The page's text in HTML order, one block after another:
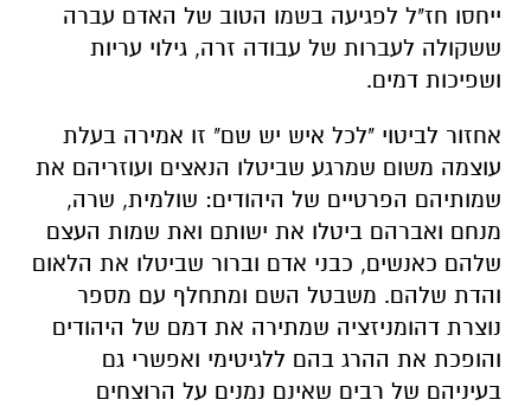
ייחסו חז"ל לפגיעה בשמו הטוב של האדם עברה
ששקולה לעברות של עבודה זרה, גילוי עריות
ושפיכות דמים.
אחזור לביטוי "לכל איש יש שם" זו אמירה בעלת
עוצמה משום שמרגע שביטלו הנאצים ועוזריהם את
שמותיהם הפרטיים של היהודים: שולמית, שרה,
מנחם ואברהם ביטלו את ישותם ואת שמות העצם
שלהם כאנשים, כבני אדם וברור שביטלו את הלאום
והדת שלהם. משבטל השם ומתחלף עם מספר
נוצרת דהומניזציה שמתירה את דמם של היהודים
והופכת את ההרג בהם ללגיטימי ואפשרי גם
בעיניהם של רבים שאינם נמנים על הרוצחים